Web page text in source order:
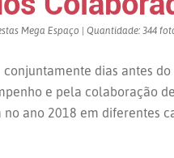
Mega Espaço | Quantidade: 344
dias antes
e pela colaboração
ano 2018 em diferentes